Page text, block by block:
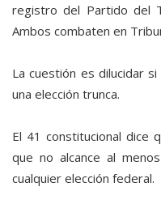
registro del Partido del
Ambos combaten en
La cuestión es dilucidar
una elección trunca.
El 41 constitucional dice
que no alcance al
cualquier elección federal.